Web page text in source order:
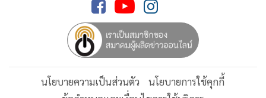
นโยบายความเป็นส่วนตัว
นโยบายการใช้คุกกี้